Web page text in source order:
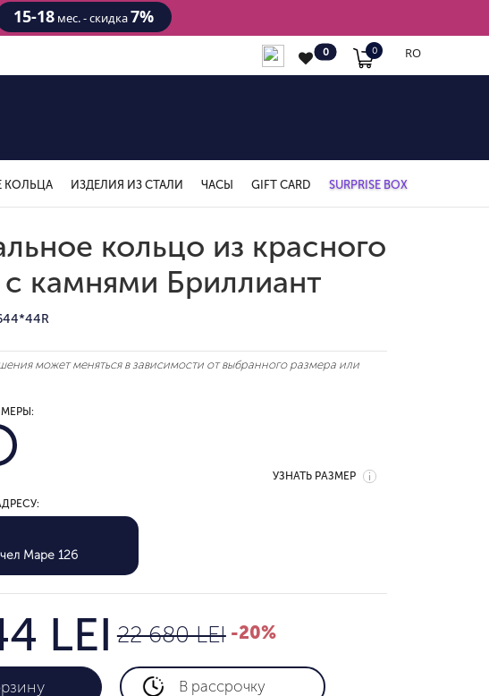
15-18мес. - скидка7%
RO
0 0
КОЛЬЦА ИЗДЕЛИЯ ИЗ СТАЛИ ЧАСЫ GIFT CARD SURPRISE BOX
кольцо из красного
с камнями Бриллиант
может меняться в зависимости от выбранного размера или
УЗНАТЬ РАЗМЕР
Маре 126
LEI 22 680 LEI -20%
В рассрочку